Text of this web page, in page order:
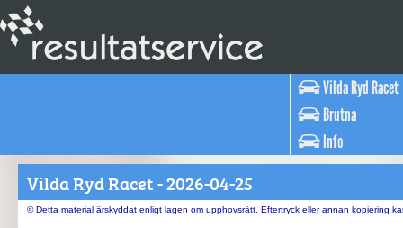
Vilda Ryd Racet
Brutna
Info
Vilda Ryd Racet - 2026-04-25
© Detta material ärskyddat enligt lagen om upphovsrätt. Eftertryck eller annan kopiering